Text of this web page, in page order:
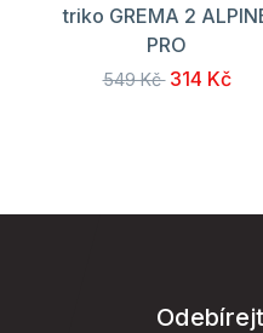
triko GREMA 2
PRO
549 Kč 314 Kč